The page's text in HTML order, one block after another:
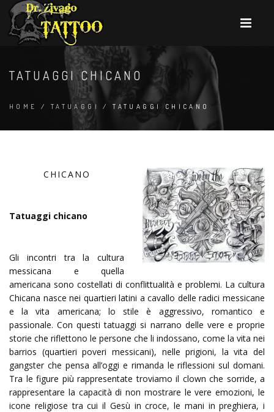
TATUAGGI CHICANO
HOME / TATUAGGI / TATUAGGI CHICANO
CHICANO
Tatuaggi chicano
Gli incontri tra la cultura
messicana e quella
americana sono costellati di conflittualità e problemi. La cultura
Chicana nasce nei quartieri latini a cavallo delle radici messicane
e la vita americana; lo stile è aggressivo, romantico e
passionale. Con questi tatuaggi si narrano delle vere e proprie
storie che riflettono le persone che li indossano, come la vita nei
barrios (quartieri poveri messicani), nelle prigioni, la vita del
gangster che pensa all’oggi e rimanda le riflessioni sul domani.
Tra le figure più rappresentate troviamo il clown che sorride, a
rappresentare la capacità di non mostrare le vere emozioni, le
icone religiose tra cui il Gesù in croce, le mani in preghiera, i